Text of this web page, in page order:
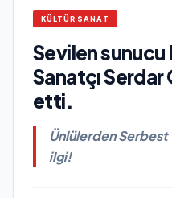
KÜLTÜR SANAT
Sevilen sunucu
Sanatçı
etti.
Ünlülerden Serbest
ilgi!